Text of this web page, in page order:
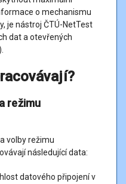
pomocí webového
apod.) na Vašem
PC, notebook) s
a webovým
ethernetovému rozhraní
optickým kabelem.
i operační systém má
Mb/s se doporučuje operační
TCP CUBIC (Windows 10 a
na bázi webových
o mechanismu
je nástroj ČTÚ-NetTest
dat a otevřených
režimu
volby režimu
následující data:
datového připojení v